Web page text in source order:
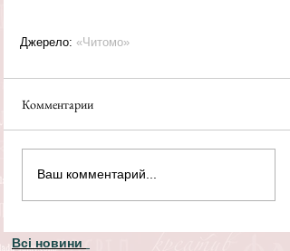
Джерело: «Читомо»
Комментарии
Ваш комментарий...
Всі новини